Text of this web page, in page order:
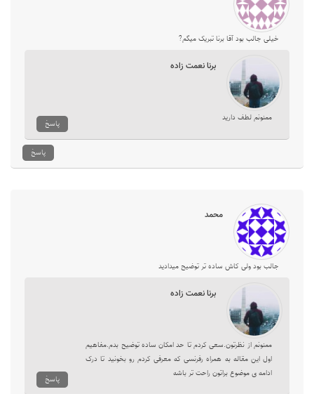
خیلی جالب بود آقا برنا تبریک میگم?
پاسخ
برنا نعمت‌ زاده
ممنونم لطف دارید
پاسخ
محمد
جالب بود ولی کاش ساده تر توضیح میدادید
برنا نعمت‌ زاده
ممنونم از نظرتون.سعی کردم تا حد امکان ساده توضیح بدم.مفاهیم
اول این مقاله به همراه رفرنسی که معرفی کردم رو بخونید تا درک
ادامه ی موضوع براتون راحت تر باشه
پاسخ